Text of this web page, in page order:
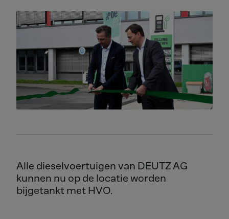
Alle dieselvoertuigen van DEUTZ AG
kunnen nu op de locatie worden
bijgetankt met HVO.